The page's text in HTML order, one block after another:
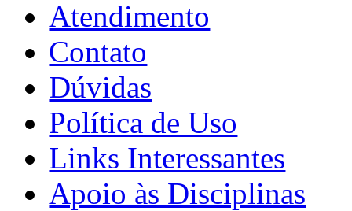
Atendimento
Contato
Dúvidas
Política de Uso
Links Interessantes
Apoio às Disciplinas